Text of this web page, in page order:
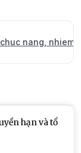
chuc nang,
hạn và tổ